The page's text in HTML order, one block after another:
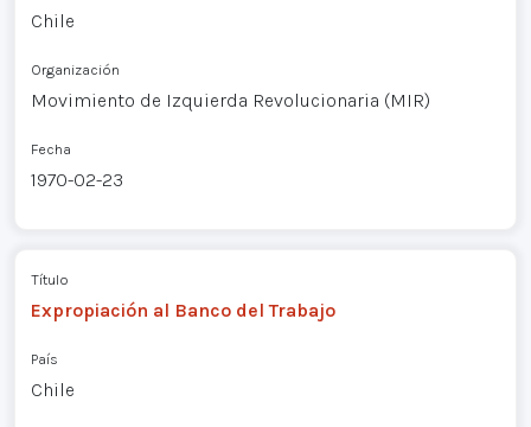
Chile
Organización
Movimiento de Izquierda Revolucionaria (MIR)
Fecha
1970-02-23
Título
Expropiación al Banco del Trabajo
País
Chile